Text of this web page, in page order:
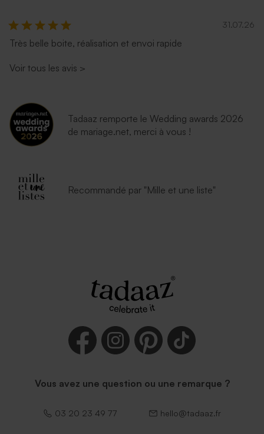
31.07.26
Très belle boite, réalisation et envoi rapide
Voir tous les avis >
Tadaaz remporte le Wedding awards 2026
de mariage.net, merci à vous !
Recommandé par "Mille et une liste"
Vous avez une question ou une remarque ?
03 20 23 49 77 hello@tadaaz.fr